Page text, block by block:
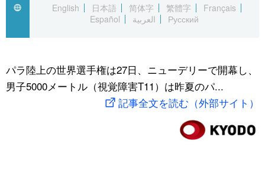
Русский
国際
文化
アーカイブ
Japan Data
動画/Live
スポーツ・東京2020
English
日本語 简体字 繁體字
Français
Español
العربية Русский
パラ陸上の世界選手権は27日、ニューデリーで開幕し、
男子5000メートル（視覚障害T11）は昨夏のパ...
記事全文を読む（外部サイト）